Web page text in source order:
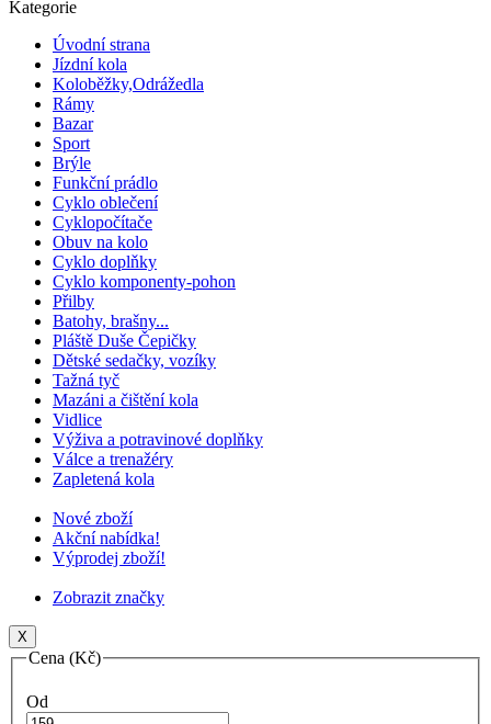
Kategorie
Úvodní strana
Jízdní kola
Koloběžky,Odrážedla
Rámy
Bazar
Sport
Brýle
Funkční prádlo
Cyklo oblečení
Cyklopočítače
Obuv na kolo
Cyklo doplňky
Cyklo komponenty-pohon
Přilby
Batohy, brašny...
Pláště Duše Čepičky
Dětské sedačky, vozíky
Tažná tyč
Mazáni a čištění kola
Vidlice
Výživa a potravinové doplňky
Válce a trenažéry
Zapletená kola
Nové zboží
Akční nabídka!
Výprodej zboží!
Zobrazit značky
X
Cena (Kč)
Od